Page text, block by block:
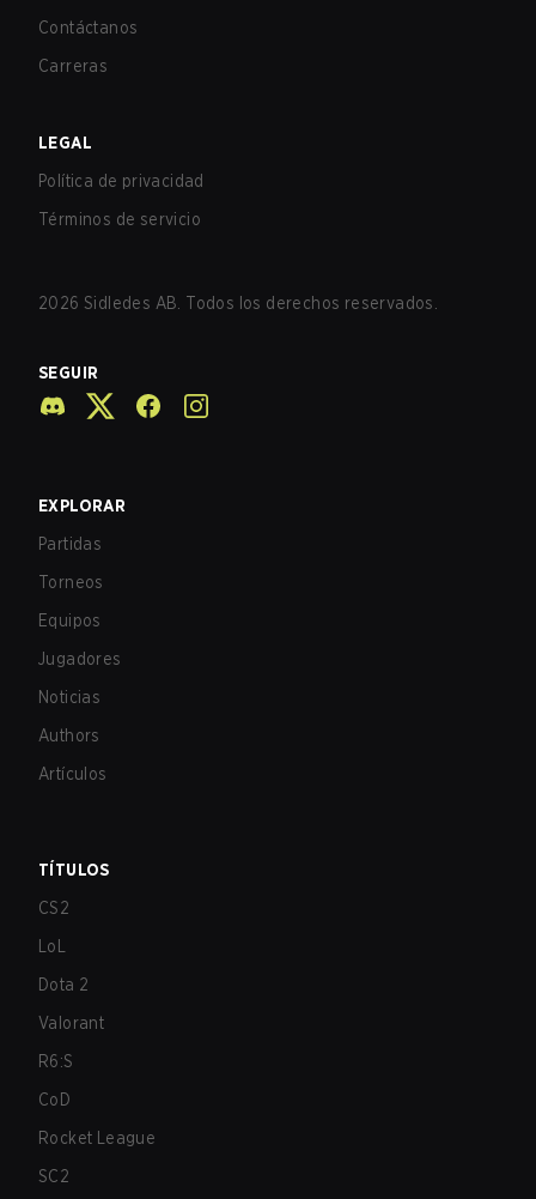
Contáctanos
Carreras
LEGAL
Política de privacidad
Términos de servicio
2026 Sidledes AB. Todos los derechos reservados.
SEGUIR
EXPLORAR
Partidas
Torneos
Equipos
Jugadores
Noticias
Authors
Artículos
TÍTULOS
CS2
LoL
Dota 2
Valorant
R6:S
CoD
Rocket League
SC2